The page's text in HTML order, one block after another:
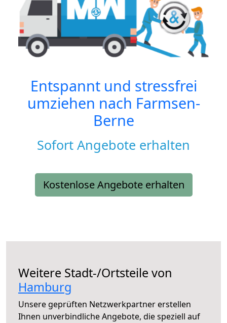
Entspannt und stressfrei
umziehen nach Farmsen-
Berne
Sofort Angebote erhalten
Kostenlose Angebote erhalten
Weitere Stadt-/Ortsteile von
Hamburg
Unsere geprüften Netzwerkpartner erstellen
Ihnen unverbindliche Angebote, die speziell auf